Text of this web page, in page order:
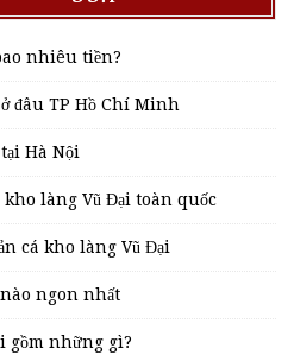
nhiêu tiền?
đâu TP Hồ Chí Minh
Hà Nội
làng Vũ Đại toàn quốc
cá kho làng Vũ Đại
ngon nhất
gồm những gì?